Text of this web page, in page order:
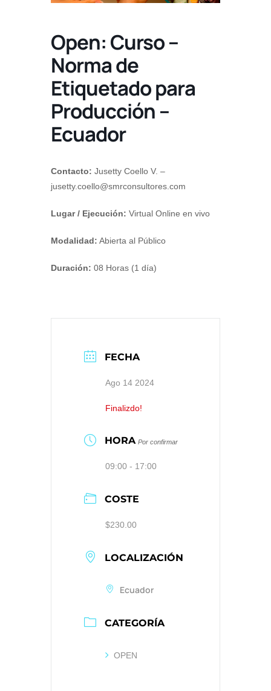
Open: Curso –
Norma de
Etiquetado para
Producción –
Ecuador
Contacto: Jusetty Coello V. –
jusetty.coello@smrconsultores.com
Lugar / Ejecución: Virtual Online en vivo
Modalidad: Abierta al Público
Duración: 08 Horas (1 día)
FECHA
Ago 14 2024
Finalizdo!
HORA Por confirmar
09:00 - 17:00
COSTE
$230.00
LOCALIZACIÓN
Ecuador
CATEGORÍA
OPEN